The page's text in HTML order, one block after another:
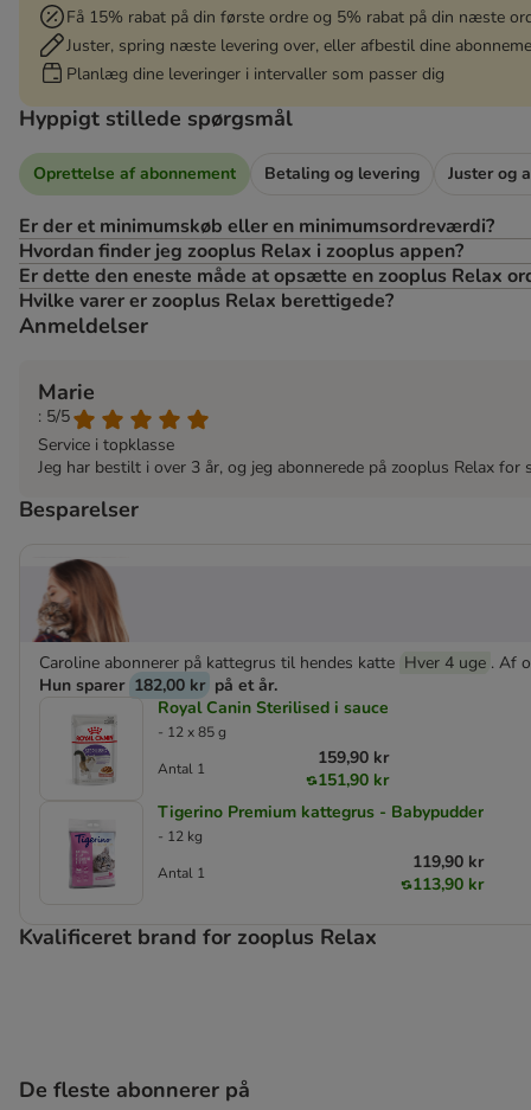
Få 15% rabat på din første ordre og 5% rabat på din næste
Juster, spring næste levering over, eller afbestil dine
Planlæg dine leveringer i intervaller som passer dig
Hyppigt stillede spørgsmål
Oprettelse af abonnement Betaling og levering Juster og
Er der et minimumskøb eller en minimumsordreværdi?
Hvordan finder jeg zooplus Relax i zooplus appen?
Er dette den eneste måde at opsætte en zooplus Relax
Hvilke varer er zooplus Relax berettigede?
Anmeldelser
Marie
: 5/5
Service i topklasse
Jeg har bestilt i over 3 år, og jeg abonnerede på zooplus Relax
Besparelser
Caroline abonnerer på kattegrus til hendes katte Hver 4 uge . Af
Hun sparer 182,00 kr på et år.
Royal Canin Sterilised i sauce
- 12 x 85 g
Antal 1
159,90 kr
151,90 kr
Tigerino Premium kattegrus - Babypudder
- 12 kg
Antal 1
119,90 kr
113,90 kr
Kvalificeret brand for zooplus Relax
De fleste abonnerer på